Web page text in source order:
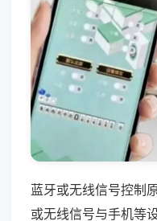
蓝牙或无线信号控制
或无线信号与手机等